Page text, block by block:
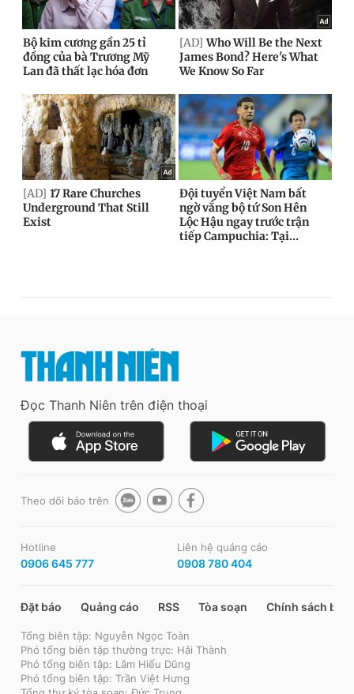
Đọc Thanh Niên trên điện thoại
Theo dõi báo trên
Hotline
0906 645 777
Liên hệ quảng cáo
0908 780 404
Đặt báo Quảng cáo RSS Tòa soạn Chính sách bảo
Tổng biên tập: Nguyễn Ngọc Toàn
Phó tổng biên tập thường trực: Hải Thành
Phó tổng biên tập: Lâm Hiếu Dũng
Phó tổng biên tập: Trần Việt Hưng